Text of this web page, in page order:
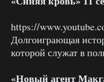
https://
Долгоиграющая
которой служат в
«Новый агент